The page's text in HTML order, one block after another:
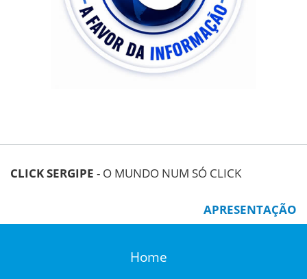
CLICK SERGIPE - O MUNDO NUM SÓ CLICK
APRESENTAÇÃO
Home